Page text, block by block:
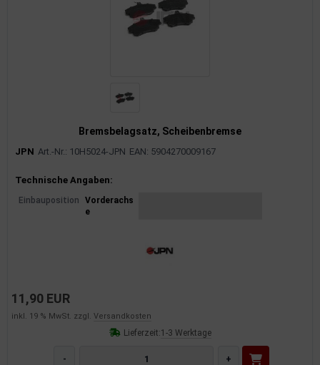
Bremsbelagsatz, Scheibenbremse
JPN Art.-Nr.: 10H5024-JPN EAN: 5904270009167
Produktinformationen
Technische Angaben:
Einbauposition
Vorderachs
e
11,90 EUR
inkl. 19 % MwSt. zzgl. Versandkosten
Lieferzeit:1-3 Werktage
- +